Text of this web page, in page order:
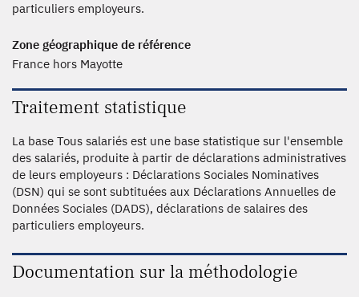
particuliers employeurs.
Zone géographique de référence
France hors Mayotte
Traitement statistique
La base Tous salariés est une base statistique sur l'ensemble
des salariés, produite à partir de déclarations administratives
de leurs employeurs : Déclarations Sociales Nominatives
(DSN) qui se sont subtituées aux Déclarations Annuelles de
Données Sociales (DADS), déclarations de salaires des
particuliers employeurs.
Documentation sur la méthodologie